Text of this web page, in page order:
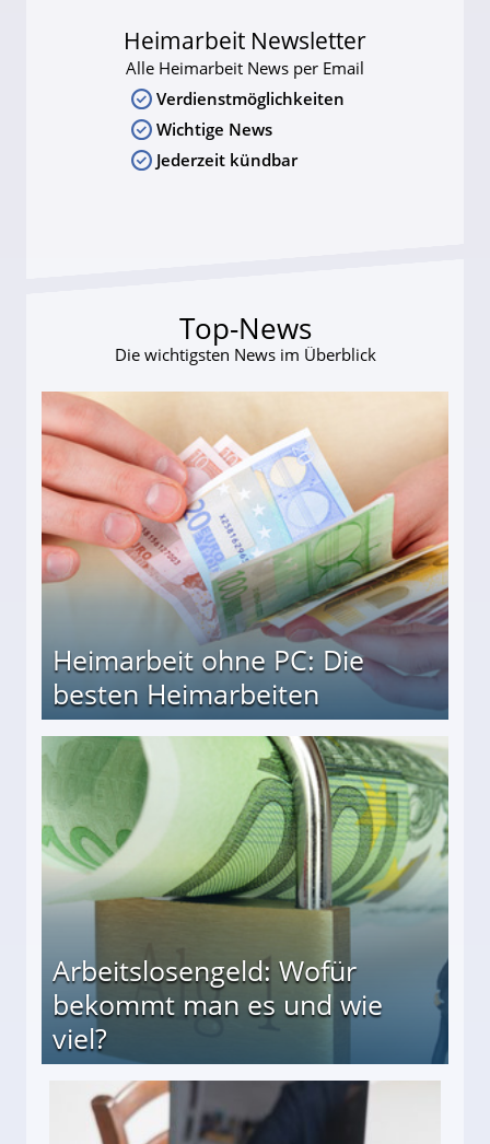
Heimarbeit Newsletter
Alle Heimarbeit News per Email
Verdienstmöglichkeiten
Wichtige News
Jederzeit kündbar
Top-News
Die wichtigsten News im Überblick
Heimarbeit ohne PC: Die
besten Heimarbeiten
Arbeitslosengeld: Wofür
bekommt man es und wie
viel?
und wie viel?